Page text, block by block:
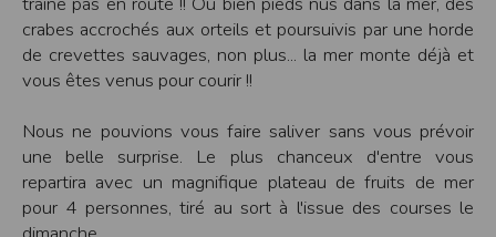
crabes accrochés aux orteils et poursuivis par une horde
de crevettes sauvages, non plus... la mer monte déjà et
vous êtes venus pour courir !!
Nous ne pouvions vous faire saliver sans vous prévoir
une belle surprise. Le plus chanceux d'entre vous
repartira avec un magnifique plateau de fruits de mer
pour 4 personnes, tiré au sort à l'issue des courses le
Modification des conditions d’utilisation
L’EDITEUR se réserve la possibilité de modifier, à tout moment et sans préavis,
les présentes conditions d’utilisation afin de les adapter aux évolutions du site
et/ou de son exploitation.
Règles d'usage d'Internet
L’utilisateur déclare accepter les caractéristiques et les limites d’Internet, et
notamment reconnaît que :
L’EDITEUR n’assume aucune responsabilité sur les services accessibles par
Internet et n’exerce aucun contrôle de quelque forme que ce soit sur la nature et
les caractéristiques des données qui pourraient transiter par l’intermédiaire de
son centre serveur.